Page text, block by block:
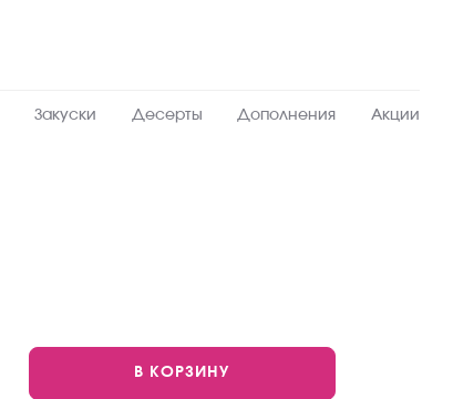
Закуски Десерты Дополнения Акции
В КОРЗИНУ